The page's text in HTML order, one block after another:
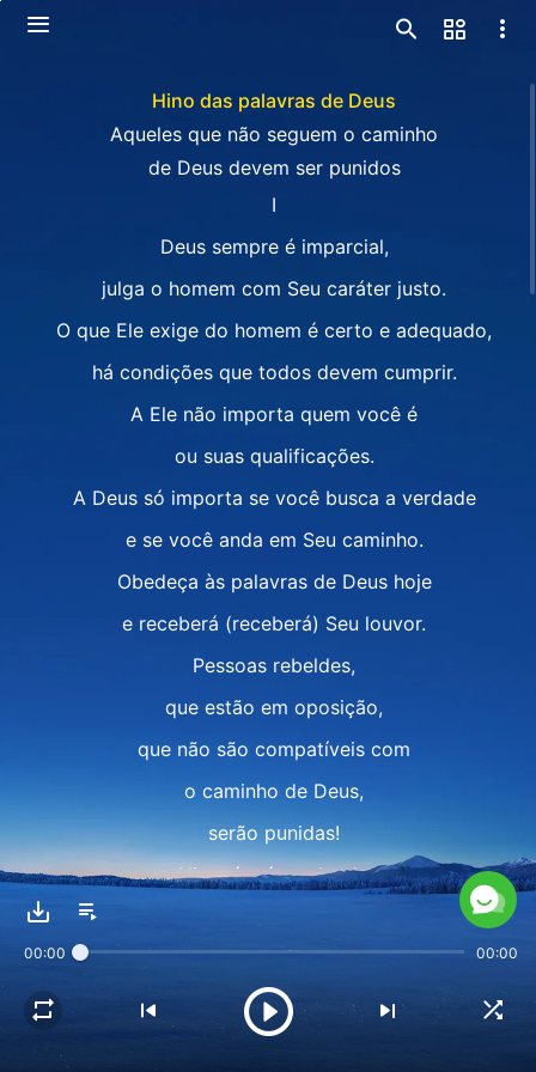
Hino das palavras de Deus
Aqueles que não seguem o caminho
de Deus devem ser punidos
I
Deus sempre é imparcial,
julga o homem com Seu caráter justo.
O que Ele exige do homem é certo e adequado,
há condições que todos devem cumprir.
A Ele não importa quem você é
ou suas qualificações.
A Deus só importa se você busca a verdade
e se você anda em Seu caminho.
Obedeça às palavras de Deus hoje
e receberá (receberá) Seu louvor.
Pessoas rebeldes,
que estão em oposição,
que não são compatíveis com
o caminho de Deus,
serão punidas!
Ninguém é perdoado
Ninguém é perdoado
e ninguém é poupado!
II
00:00 00:00